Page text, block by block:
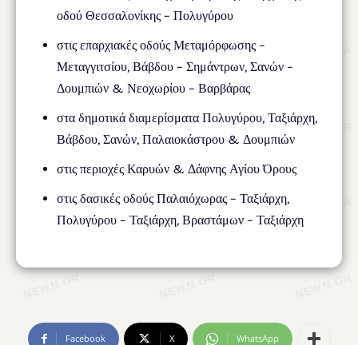
οδού Θεσσαλονίκης – Πολυγύρου
στις επαρχιακές οδούς Μεταμόρφωσης –
Μεταγγιτσίου, Βάβδου – Σημάντρων, Σανών –
Δουμπιών & Νεοχωρίου – Βαρβάρας
στα δημοτικά διαμερίσματα Πολυγύρου, Ταξιάρχη,
Βάβδου, Σανών, Παλαιοκάστρου & Δουμπιών
στις περιοχές Καρυών & Δάφνης Αγίου Όρους
στις δασικές οδούς Παλαιόχωρας – Ταξιάρχη,
Πολυγύρου – Ταξιάρχη, Βραστάμων – Ταξιάρχη
Facebook X WhatsApp